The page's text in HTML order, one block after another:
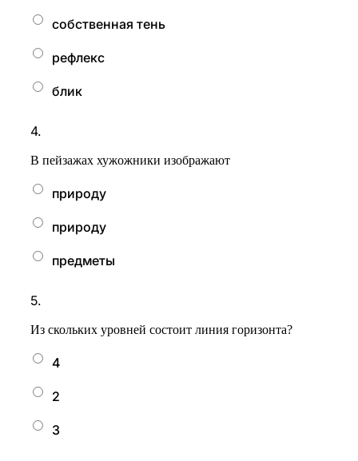
собственная тень
рефлекс
блик
4.
В пейзажах хужожники изображают
природу
природу
предметы
5.
Из скольких уровней состоит линия горизонта?
4
2
3